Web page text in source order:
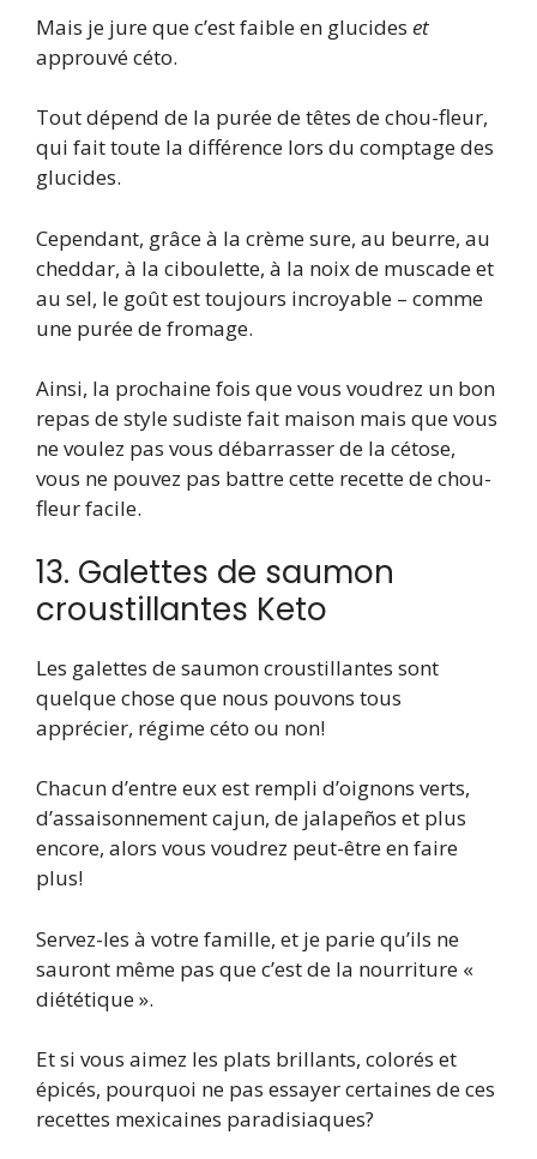
Mais je jure que c’est faible en glucides et
approuvé céto.
Tout dépend de la purée de têtes de chou-fleur,
qui fait toute la différence lors du comptage des
glucides.
Cependant, grâce à la crème sure, au beurre, au
cheddar, à la ciboulette, à la noix de muscade et
au sel, le goût est toujours incroyable – comme
une purée de fromage.
Ainsi, la prochaine fois que vous voudrez un bon
repas de style sudiste fait maison mais que vous
ne voulez pas vous débarrasser de la cétose,
vous ne pouvez pas battre cette recette de chou-
fleur facile.
13. Galettes de saumon
croustillantes Keto
Les galettes de saumon croustillantes sont
quelque chose que nous pouvons tous
apprécier, régime céto ou non!
Chacun d’entre eux est rempli d’oignons verts,
d’assaisonnement cajun, de jalapeños et plus
encore, alors vous voudrez peut-être en faire
plus!
Servez-les à votre famille, et je parie qu’ils ne
sauront même pas que c’est de la nourriture «
diététique ».
Et si vous aimez les plats brillants, colorés et
épicés, pourquoi ne pas essayer certaines de ces
recettes mexicaines paradisiaques?